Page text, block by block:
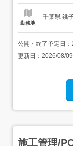
勤務地
千葉県 銚
公開・終了予定日：
更新日： 2026/08/09
施工管理/